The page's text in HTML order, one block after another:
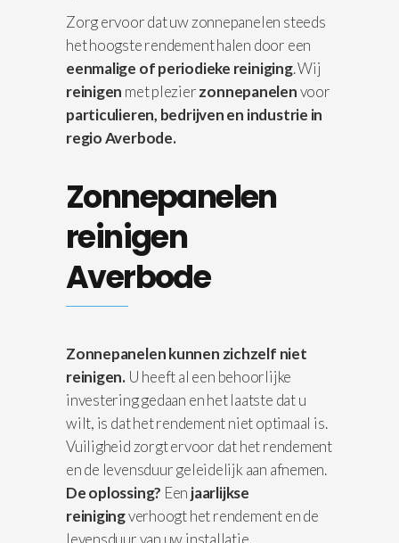
Zorg ervoor dat uw zonnepanelen steeds
het hoogste rendement halen door een
eenmalige of periodieke reiniging. Wij
reinigen met plezierzonnepanelenvoor
particulieren, bedrijven en industrie in
regio Averbode.
Zonnepanelen
reinigen
Averbode
Zonnepanelen kunnen zichzelf niet
reinigen. U heeft al een behoorlijke
investering gedaan en het laatste dat u
wilt, is dat het rendement niet optimaal is.
Vuiligheid zorgt ervoor dat het rendement
en de levensduur geleidelijk aan afnemen.
De oplossing? Een jaarlijkse
reinigingverhoogt het rendement en de
levensduur van uw installatie.